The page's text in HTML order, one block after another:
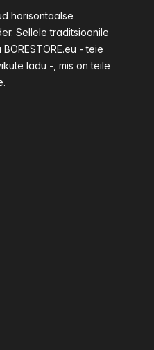
horisontaalse
Sellele traditsioonile
- teie
ladu -, mis on teile